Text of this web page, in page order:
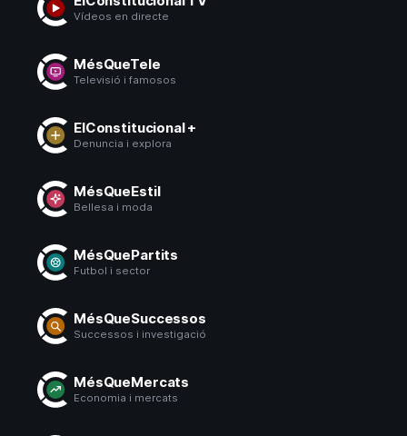
Vídeos en directe
MésQueTele
Televisió i famosos
ElConstitucional +
Denuncia i explora
MésQueEstil
Bellesa i moda
MésQuePartits
Futbol i sector
MésQueSuccessos
Successos i investigació
MésQueMercats
Economia i mercats